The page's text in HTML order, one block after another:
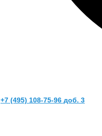
+7 (495) 108-75-96 доб. 3